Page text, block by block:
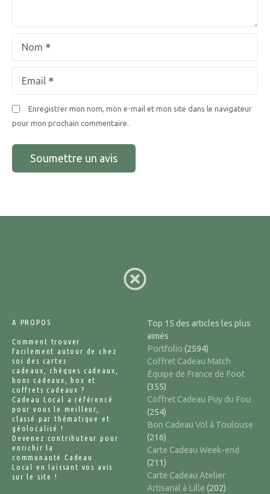
Nom
Email
Enregistrer mon nom, mon e-mail et mon site dans le navigateur
pour mon prochain commentaire.
A PROPOS
Comment trouver
facilement autour de chez
soi des cartes
cadeaux, chèques cadeaux,
bons cadeaux, box et
coffrets cadeaux ?
Cadeau Local a référencé
pour vous le meilleur,
classé par thématique et
géolocalisé !
Devenez contributeur pour
enrichir la
communauté Cadeau
Local en laissant vos avis
sur le site !
Top 15 des articles les plus
aimés
Portfolio (2594)
Coffret Cadeau Match
Équipe de France de Foot
(355)
Coffret Cadeau Puy du Fou
(254)
Bon Cadeau Vol à Toulouse
(216)
Carte Cadeau Week-end
(211)
Carte Cadeau Atelier
Artisanal à Lille (202)